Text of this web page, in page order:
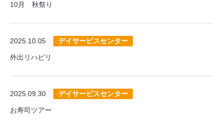
10月 秋祭り
2025.10.05 デイサービスセンター
外出リハビリ
2025.09.30 デイサービスセンター
お寿司ツアー